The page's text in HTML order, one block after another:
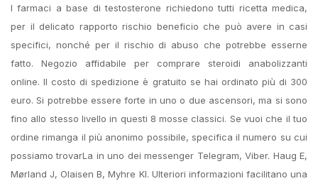
I farmaci a base di testosterone richiedono tutti ricetta medica,
per il delicato rapporto rischio beneficio che può avere in casi
specifici, nonché per il rischio di abuso che potrebbe esserne
fatto. Negozio affidabile per comprare steroidi anabolizzanti
online. Il costo di spedizione è gratuito se hai ordinato più di 300
euro. Si potrebbe essere forte in uno o due ascensori, ma si sono
fino allo stesso livello in questi 8 mosse classici. Se vuoi che il tuo
ordine rimanga il più anonimo possibile, specifica il numero su cui
possiamo trovarLa in uno dei messenger Telegram, Viber. Haug E,
Mørland J, Olaisen B, Myhre KI. Ulteriori informazioni facilitano una